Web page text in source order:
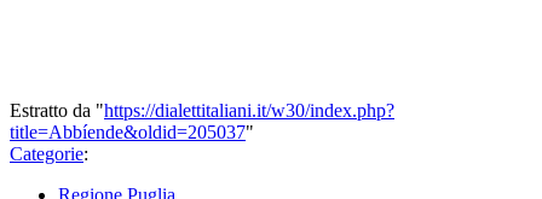
Estratto da "https://dialettitaliani.it/w30/index.php?
title=Abbíende&oldid=205037"
Categorie: